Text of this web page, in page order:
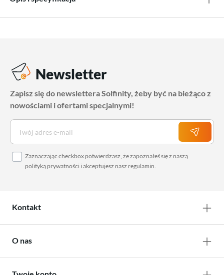
Newsletter
Zapisz się do newslettera Solfinity, żeby być na bieżąco z
nowościami i ofertami specjalnymi!
Zaznaczając checkbox potwierdzasz, że zapoznałeś się z naszą
polityką prywatności i akceptujesz nasz regulamin.
Kontakt
O nas